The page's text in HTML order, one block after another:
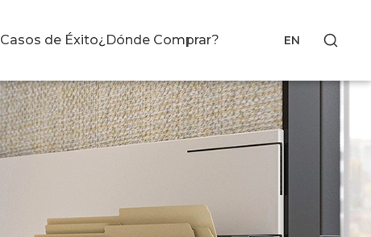
Casos de Éxito¿Dónde Comprar? EN